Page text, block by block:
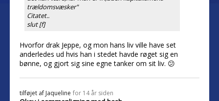
trældomsvæsker"
Citatet..
slut [f]
Hvorfor drak Jeppe, og mon hans liv ville have set
anderledes ud hvis han i stedet havde røget sig en
bønne, og gjort sig sine egne tanker om sit liv. 😕
tilføjet af Jaqueline for 14 år siden